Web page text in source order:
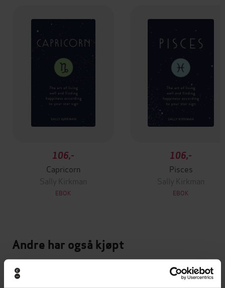
106,-
Capricorn
Sally Kirkman
EBOK
106,-
Pisces
Sally Kirkman
EBOK
Andre har også kjøpt
Premium